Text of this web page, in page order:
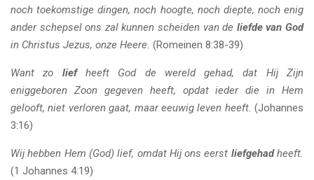
noch toekomstige dingen, noch hoogte, noch diepte, noch enig
ander schepsel ons zal kunnen scheiden van de liefde van God
in Christus Jezus, onze Heere. (Romeinen 8:38-39)
Want zo lief heeft God de wereld gehad, dat Hij Zijn
eniggeboren Zoon gegeven heeft, opdat ieder die in Hem
gelooft, niet verloren gaat, maar eeuwig leven heeft. (Johannes
3:16)
Wij hebben Hem (God) lief, omdat Hij ons eerst liefgehadheeft.
(1 Johannes 4:19)